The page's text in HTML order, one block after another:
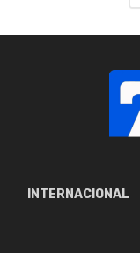
INTERNACIONAL